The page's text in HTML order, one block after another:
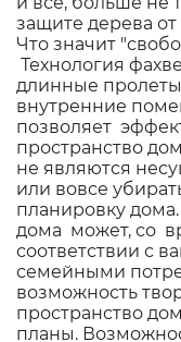
защите дерева от
Что значит
Технология
длинные
внутренние
позволяет
пространство
не являются
или вовсе
планировку
дома может, со
соответствии с
семейными
возможность
пространство
планы.